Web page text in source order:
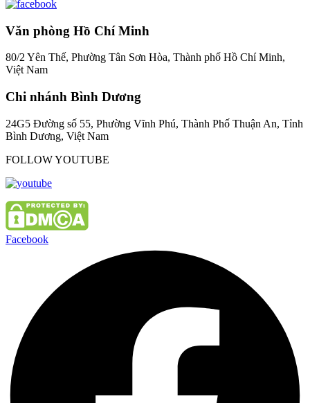
Văn phòng Hồ Chí Minh
80/2 Yên Thế, Phường Tân Sơn Hòa, Thành phố Hồ Chí Minh,
Việt Nam
Chi nhánh Bình Dương
24G5 Đường số 55, Phường Vĩnh Phú, Thành Phố Thuận An, Tỉnh
Bình Dương, Việt Nam
FOLLOW YOUTUBE
Facebook